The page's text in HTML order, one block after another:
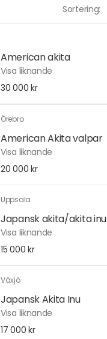
Sortering:
American akita
Visa liknande
30 000 kr
Örebro
American Akita valpar
Visa liknande
20 000 kr
Uppsala
Japansk akita/akita inu
Visa liknande
15 000 kr
Växjö
Japansk Akita Inu
Visa liknande
17 000 kr